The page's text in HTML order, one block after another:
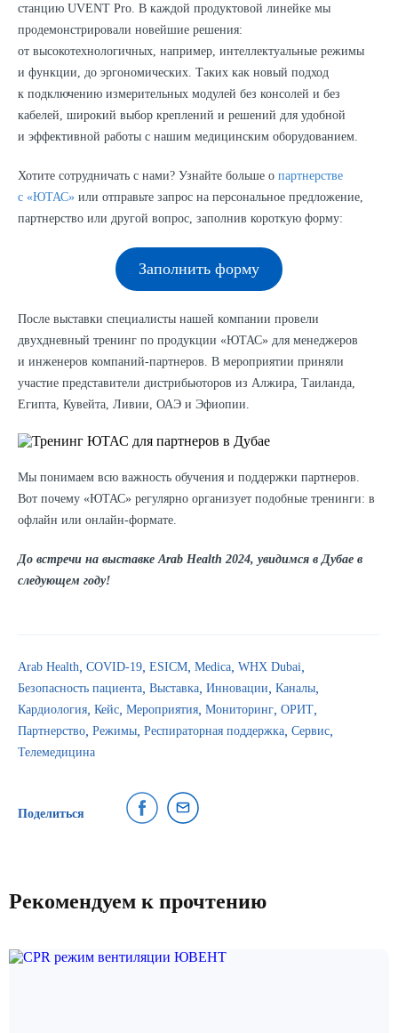
станцию UVENT Pro. В каждой продуктовой линейке мы
продемонстрировали новейшие решения:
от высокотехнологичных, например, интеллектуальные режимы
и функции, до эргономических. Таких как новый подход
к подключению измерительных модулей без консолей и без
кабелей, широкий выбор креплений и решений для удобной
и эффективной работы с нашим медицинским оборудованием.
Хотите сотрудничать с нами? Узнайте больше о партнерстве
с «ЮТАС» или отправьте запрос на персональное предложение,
партнерство или другой вопрос, заполнив короткую форму:
Заполнить форму
После выставки специалисты нашей компании провели
двухдневный тренинг по продукции «ЮТАС» для менеджеров
и инженеров компаний-партнеров. В мероприятии приняли
участие представители дистрибьюторов из Алжира, Таиланда,
Египта, Кувейта, Ливии, ОАЭ и Эфиопии.
Мы понимаем всю важность обучения и поддержки партнеров.
Вот почему «ЮТАС» регулярно организует подобные тренинги: в
офлайн или онлайн-формате.
До встречи на выставке Arab Health 2024, увидимся в Дубае в
следующем году!
Arab Health COVID-19 ESICM Medica WHX Dubai
Безопасность пациента Выставка Инновации Каналы
Кардиология Кейс Мероприятия Мониторинг ОРИТ
Партнерство Режимы Респираторная поддержка Сервис
Телемедицина
Поделиться
Рекомендуем к прочтению